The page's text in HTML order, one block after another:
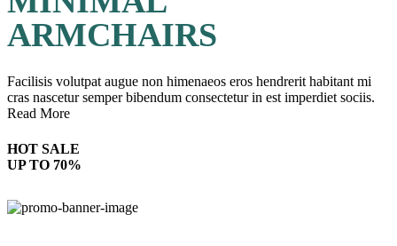
ARMCHAIRS
Facilisis volutpat augue non himenaeos eros hendrerit habitant mi
cras nascetur semper bibendum consectetur in est imperdiet sociis.
Read More
HOT SALE
UP TO 70%